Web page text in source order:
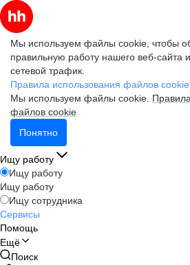
Мы используем файлы cookie, чтобы
правильную работу нашего веб-сайта
сетевой трафик.
Правила использования файлов cookie
Мы используем файлы cookie.
файлов cookie
Понятно
Ищу работу
Ищу работу
Ищу работу
Ищу сотрудника
Сервисы
Помощь
Ещё
Поиск